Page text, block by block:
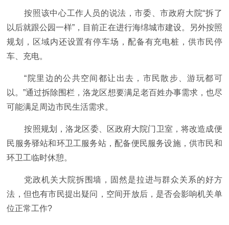
按照该中心工作人员的说法，市委、市政府大院“拆了
以后就跟公园一样”，目前正在进行海绵城市建设。另外按照
规划，区域内还设置有停车场，配备有充电桩，供市民停
车、充电。
“院里边的公共空间都让出去，市民散步、游玩都可
以。”通过拆除围栏，洛龙区想要满足老百姓办事需求，也尽
可能满足周边市民生活需求。
按照规划，洛龙区委、区政府大院门卫室，将改造成便
民服务驿站和环卫工服务站，配备便民服务设施，供市民和
环卫工临时休憩。
党政机关大院拆围墙，固然是拉进与群众关系的好方
法，但也有市民提出疑问，空间开放后，是否会影响机关单
位正常工作?